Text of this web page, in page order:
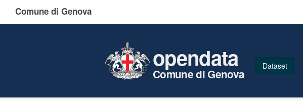
Comune di Genova
opendata
Comune di Genova
Dataset